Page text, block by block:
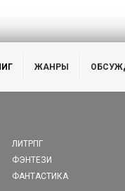
ЖАНРЫ
ЛИТРПГ
ФЭНТЕЗИ
ФАНТАСТИКА